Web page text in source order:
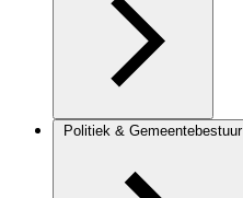
Politiek & Gemeentebestuur